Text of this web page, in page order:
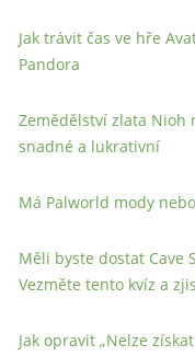
Jak trávit čas ve hře
Pandora
Zemědělství zlata Nioh
snadné a lukrativní
Má Palworld mody
Měli byste dostat Cave
Vezměte tento kvíz a
Jak opravit „Nelze